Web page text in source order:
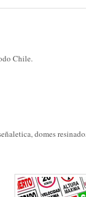
Chile.
domes